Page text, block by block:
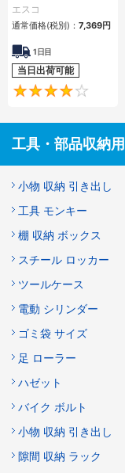
エスコ
通常価格(税別)： 7,369円
1日目
当日出荷可能
工具・部品収納
小物 収納 引き出し
工具 モンキー
棚 収納 ボックス
スチール ロッカー
ツールケース
電動 シリンダー
ゴミ袋 サイズ
足 ローラー
ハゼット
バイク ボルト
小物 収納 引き出し
隙間 収納 ラック